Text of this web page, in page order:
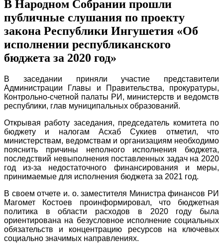
В Народном Собрании прошли
публичные слушания по проекту
закона Республики Ингушетия «Об
исполнении республиканского
бюджета за 2020 год»
В заседании приняли участие представители
Администрации Главы и Правительства, прокуратуры,
Контрольно-счетной палаты РИ, министерств и ведомств
республики, глав муниципальных образований.
Открывая работу заседания, председатель комитета по
бюджету и налогам Асхаб Сукиев отметил, что
министерствам, ведомствам и организациям необходимо
пояснить причины неполного исполнения бюджета,
последствий невыполнения поставленных задач на 2020
год из-за недостаточного финансирования и меры,
принимаемые для исполнения бюджета за 2021 год.
В своем отчете и. о. заместителя Министра финансов РИ
Магомет Костоев проинформировал, что бюджетная
политика в области расходов в 2020 году была
ориентирована на безусловное исполнение социальных
обязательств и концентрацию ресурсов на ключевых
социально значимых направлениях.